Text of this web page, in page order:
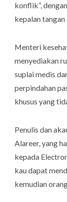
konflik”,
kepalan tangan
Menteri
menyediakan
suplai medis
perpindahan
khusus yang
Penulis dan
Alareer, yang
kepada
kau dapat
kemudian